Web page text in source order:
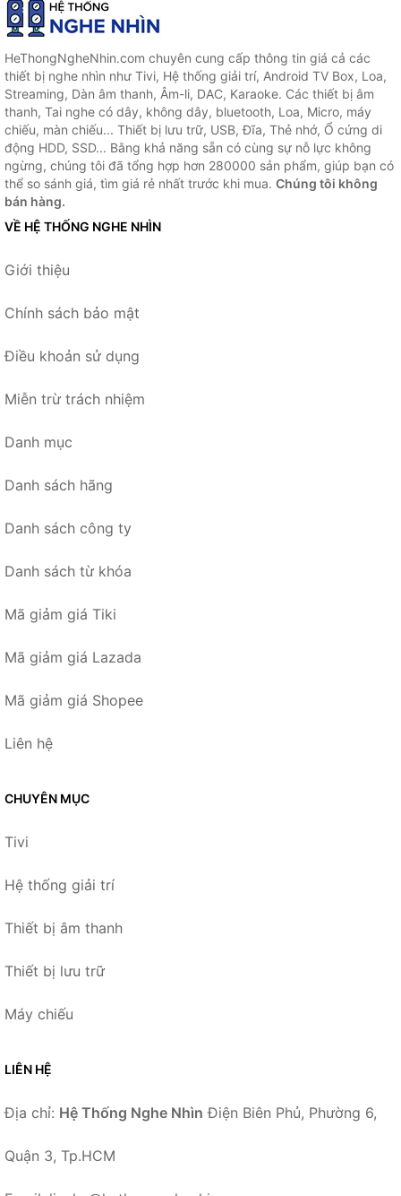
HeThongNgheNhin.com chuyên cung cấp thông tin giá cả các
thiết bị nghe nhìn như Tivi, Hệ thống giải trí, Android TV Box, Loa,
Streaming, Dàn âm thanh, Âm-li, DAC, Karaoke. Các thiết bị âm
thanh, Tai nghe có dây, không dây, bluetooth, Loa, Micro, máy
chiếu, màn chiếu... Thiết bị lưu trữ, USB, Đĩa, Thẻ nhớ, Ổ cứng di
động HDD, SSD... Bằng khả năng sẵn có cùng sự nỗ lực không
ngừng, chúng tôi đã tổng hợp hơn 280000 sản phẩm, giúp bạn có
thể so sánh giá, tìm giá rẻ nhất trước khi mua. Chúng tôi không
bán hàng.
VỀ HỆ THỐNG NGHE NHÌN
Giới thiệu
Chính sách bảo mật
Điều khoản sử dụng
Miễn trừ trách nhiệm
Danh mục
Danh sách hãng
Danh sách công ty
Danh sách từ khóa
Mã giảm giá Tiki
Mã giảm giá Lazada
Mã giảm giá Shopee
Liên hệ
CHUYÊN MỤC
Tivi
Hệ thống giải trí
Thiết bị âm thanh
Thiết bị lưu trữ
Máy chiếu
LIÊN HỆ
Địa chỉ: Hệ Thống Nghe Nhìn Điện Biên Phủ, Phường 6,
Quận 3, Tp.HCM